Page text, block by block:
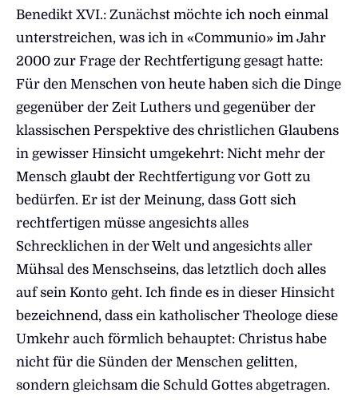
Benedikt XVI.: Zunächst möchte ich noch einmal
unterstreichen, was ich in «Communio» im Jahr
2000 zur Frage der Rechtfertigung gesagt hatte:
Für den Menschen von heute haben sich die Dinge
gegenüber der Zeit Luthers und gegenüber der
klassischen Perspektive des christlichen Glaubens
in gewisser Hinsicht umgekehrt: Nicht mehr der
Mensch glaubt der Rechtfertigung vor Gott zu
bedürfen. Er ist der Meinung, dass Gott sich
rechtfertigen müsse angesichts alles
Schrecklichen in der Welt und angesichts aller
Mühsal des Menschseins, das letztlich doch alles
auf sein Konto geht. Ich finde es in dieser Hinsicht
bezeichnend, dass ein katholischer Theologe diese
Umkehr auch förmlich behauptet: Christus habe
nicht für die Sünden der Menschen gelitten,
sondern gleichsam die Schuld Gottes abgetragen.